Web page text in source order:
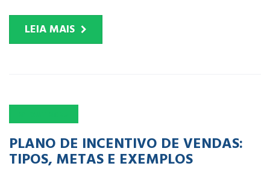
LEIA MAIS
PLANO DE INCENTIVO DE VENDAS:
TIPOS, METAS E EXEMPLOS